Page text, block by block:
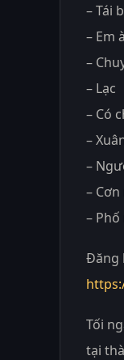
– Tái
– Em à
–
– Lạc
– Có
–
–
–
–
Đăng
Tối
tại